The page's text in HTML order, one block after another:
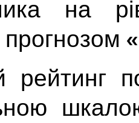
на
прогнозом
рейтинг